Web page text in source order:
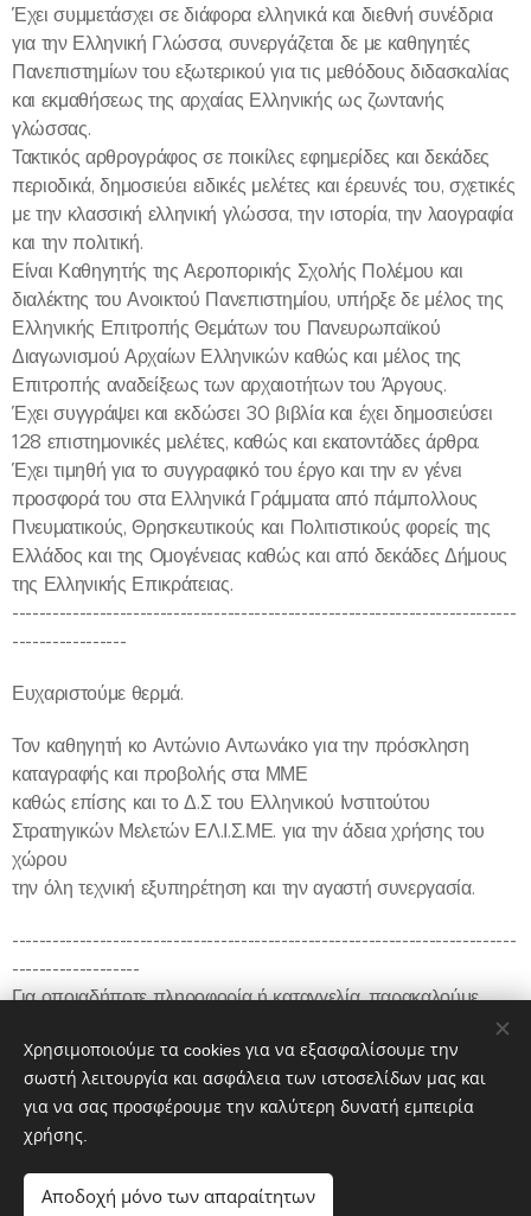
Έχει συμμετάσχει σε διάφορα ελληνικά και διεθνή συνέδρια
για την Ελληνική Γλώσσα, συνεργάζεται δε με καθηγητές
Πανεπιστημίων του εξωτερικού για τις μεθόδους διδασκαλίας
και εκμαθήσεως της αρχαίας Ελληνικής ως ζωντανής
γλώσσας.
Τακτικός αρθρογράφος σε ποικίλες εφημερίδες και δεκάδες
περιοδικά, δημοσιεύει ειδικές μελέτες και έρευνές του, σχετικές
με την κλασσική ελληνική γλώσσα, την ιστορία, την λαογραφία
και την πολιτική.
Είναι Καθηγητής της Αεροπορικής Σχολής Πολέμου και
διαλέκτης του Ανοικτού Πανεπιστημίου, υπήρξε δε μέλος της
Ελληνικής Επιτροπής Θεμάτων του Πανευρωπαϊκού
Διαγωνισμού Αρχαίων Ελληνικών καθώς και μέλος της
Επιτροπής αναδείξεως των αρχαιοτήτων του Άργους.
Έχει συγγράψει και εκδώσει 30 βιβλία και έχει δημοσιεύσει
128 επιστημονικές μελέτες, καθώς και εκατοντάδες άρθρα.
Έχει τιμηθή για το συγγραφικό του έργο και την εν γένει
προσφορά του στα Ελληνικά Γράμματα από πάμπολλους
Πνευματικούς, Θρησκευτικούς και Πολιτιστικούς φορείς της
Ελλάδος και της Ομογένειας καθώς και από δεκάδες Δήμους
της Ελληνικής Επικράτειας.
---------------------------------------------------------------------------
-----------------
Ευχαριστούμε θερμά.
Τον καθηγητή κο Αντώνιο Αντωνάκο για την πρόσκληση
καταγραφής και προβολής στα ΜΜΕ
καθώς επίσης και το Δ.Σ του Ελληνικού Ινστιτούτου
Στρατηγικών Μελετών ΕΛ.Ι.Σ.ΜΕ. για την άδεια χρήσης του
χώρου
την όλη τεχνική εξυπηρέτηση και την αγαστή συνεργασία.
---------------------------------------------------------------------------
-------------------
Για οποιαδήποτε πληροφορία ή καταγγελία, παρακαλούμε,
https://www.fryktories.net
Share
Χρησιμοποιούμε τα cookies για να εξασφαλίσουμε την
σωστή λειτουργία και ασφάλεια των ιστοσελίδων μας και
για να σας προσφέρουμε την καλύτερη δυνατή εμπειρία
χρήσης.
Αποδοχή μόνο των απαραίτητων